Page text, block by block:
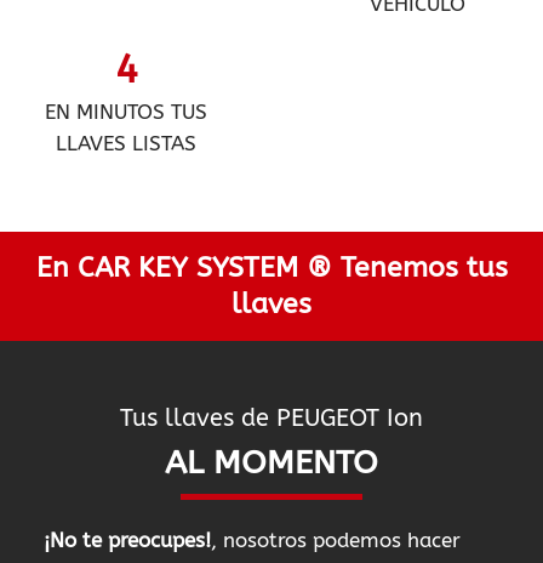
4
EN MINUTOS TUS
LLAVES LISTAS
En CAR KEY SYSTEM ® Tenemos tus
llaves
Tus llaves de PEUGEOT Ion
AL MOMENTO
¡No te preocupes!, nosotros podemos hacer